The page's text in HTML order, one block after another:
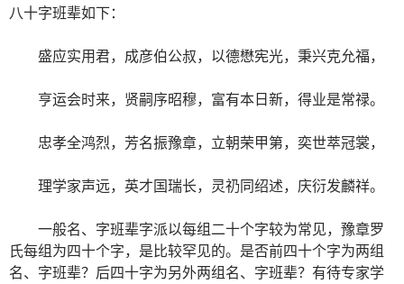
八十字班辈如下：
盛应实用君，成彦伯公叔，以德懋宪光，秉兴克允福，
亨运会时来，贤嗣序昭穆，富有本日新，得业是常禄。
忠孝全鸿烈，芳名振豫章，立朝荣甲第，奕世萃冠裳，
理学家声远，英才国瑞长，灵礽同绍述，庆衍发麟祥。
一般名、字班辈字派以每组二十个字较为常见，豫章罗
氏每组为四十个字，是比较罕见的。是否前四十个字为两组
名、字班辈？后四十字为另外两组名、字班辈？有待专家学